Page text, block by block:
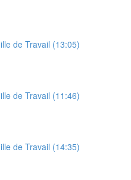
de Travail (13:05)
de Travail (11:46)
de Travail (14:35)